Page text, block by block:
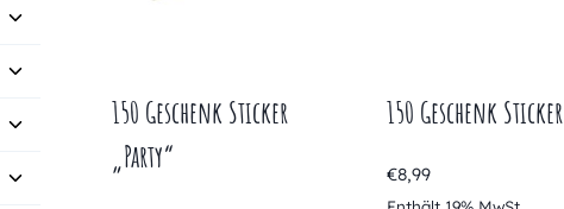
150 Geschenk Sticker
„Party“
150 Geschenk Sticker
€8,99
Untermenü
Untermenü
umschalten
Untermenü
Untermenü